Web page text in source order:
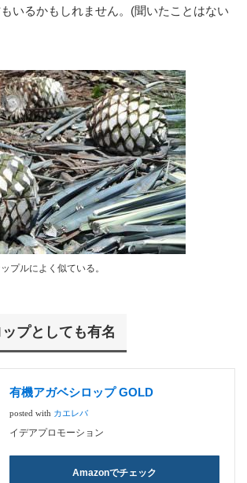
いるかもしれません。(聞いたことはない
プルによく似ている。
プとしても有名
有機アガベシロップ GOLD
posted with カエレバ
イデアプロモーション
Amazonでチェック